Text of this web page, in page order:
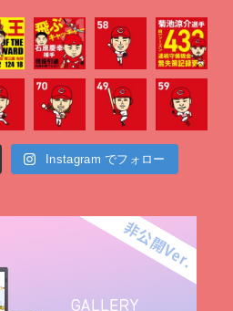
Instagram でフォロー